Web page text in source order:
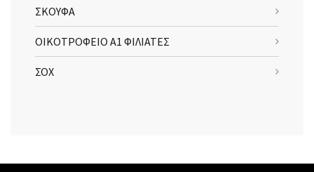
ΣΚΟΥΦΑ
ΟΙΚΟΤΡΟΦΕΙΟ Α1 ΦΙΛΙΑΤΕΣ
ΣΟΧ